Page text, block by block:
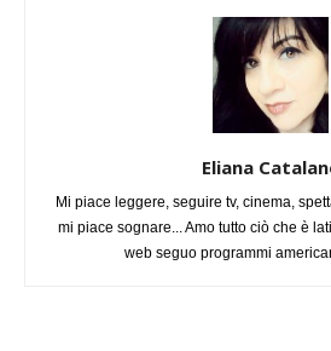
Eliana
Mi piace leggere, seguire tv, cinema,
mi piace sognare... Amo tutto ciò che è
web seguo programmi